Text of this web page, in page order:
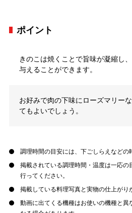
ポイント
きのこは焼くことで旨味が凝縮し
与えることができます。
お好みで肉の下味にローズマリー
てもよいでしょう。
調理時間の目安には、下ごしらえなどの
掲載されている調理時間・温度は一応の
行ってください。
掲載している料理写真と実物の仕上がり
動画に出てくる機種はお使いの機種と異